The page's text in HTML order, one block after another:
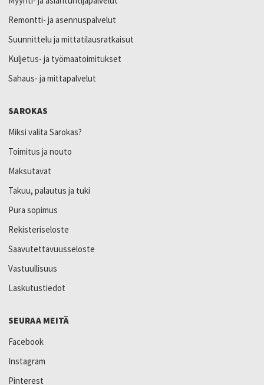
Remontti- ja asennuspalvelut
Suunnittelu ja mittatilausratkaisut
Kuljetus- ja työmaatoimitukset
Sahaus- ja mittapalvelut
SAROKAS
Miksi valita Sarokas?
Toimitus ja nouto
Maksutavat
Takuu, palautus ja tuki
Pura sopimus
Rekisteriseloste
Saavutettavuusseloste
Vastuullisuus
Laskutustiedot
SEURAA MEITÄ
Facebook
Instagram
Pinterest